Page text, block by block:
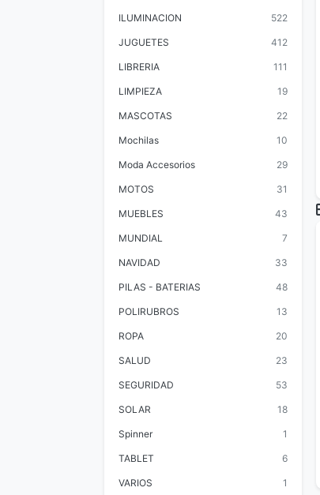
ILUMINACION 522
JUGUETES 412
LIBRERIA 111
LIMPIEZA 19
MASCOTAS 22
Mochilas 10
Moda Accesorios 29
MOTOS 31
MUEBLES 43
MUNDIAL 7
NAVIDAD 33
PILAS - BATERIAS 48
POLIRUBROS 13
ROPA 20
SALUD 23
SEGURIDAD 53
SOLAR 18
Spinner 1
TABLET 6
VARIOS 1